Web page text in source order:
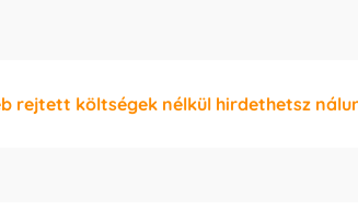
rejtett költségek nélkül hirdethetsz